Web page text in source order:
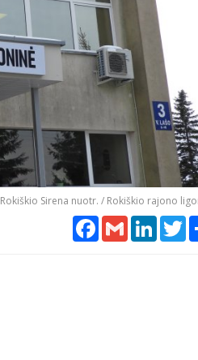
Rokiškio Sirena nuotr. / Rokiškio rajono
Facebook
GmailLinkedIn